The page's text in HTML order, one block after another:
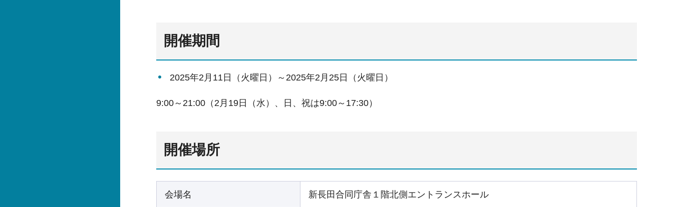
開催期間
2025年2月11日（火曜日）～2025年2月25日（火曜日）
9:00～21:00（2月19日（水）、日、祝は9:00～17:30）
開催場所
会場名 新長田合同庁舎１階北側エントランスホール